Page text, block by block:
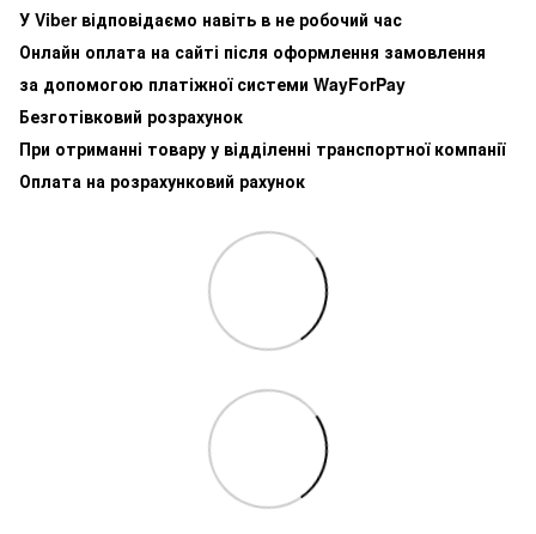
У Viber відповідаємо навіть в не робочий час
Онлайн оплата на сайті після оформлення замовлення
за допомогою платіжної системи WayForPay
Безготівковий розрахунок
При отриманні товару у відділенні транспортної компанії
Оплата на розрахунковий рахунок